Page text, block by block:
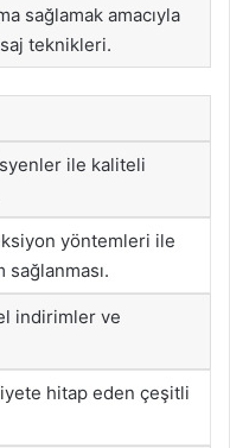
sağlamak amacıyla
teknikleri.
ile kaliteli
yöntemleri ile
indirimler ve
hitap eden çeşitli